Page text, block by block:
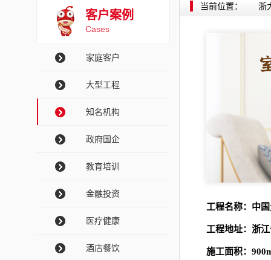
客户案例
Cases
家庭客户
大型工程
知名机构
政府国企
教育培训
金融投资
医疗健康
酒店餐饮
当前位置： 浙
工程名称：中
工程地址：浙
施工面积：